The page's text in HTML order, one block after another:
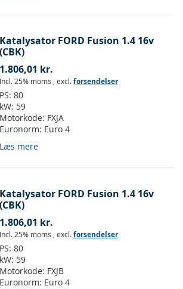
Katalysator FORD Fusion 1.4 16v
(CBK)
1.806,01 kr.
Incl. 25% moms , excl.forsendelser
PS: 80
kW: 59
Motorkode: FXJA
Euronorm: Euro 4
Læs mere
Katalysator FORD Fusion 1.4 16v
(CBK)
1.806,01 kr.
Incl. 25% moms , excl.forsendelser
PS: 80
kW: 59
Motorkode: FXJB
Euronorm: Euro 4